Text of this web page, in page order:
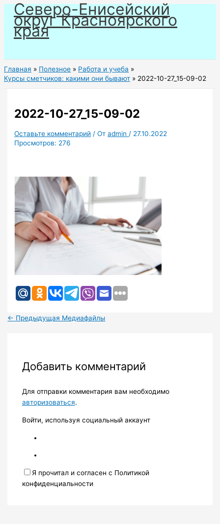
Перейти
содержимому
Северо-Енисейский
округ Красноярского
края
Главная Полезное
Работа и учеба
Курсы сметчиков: какими они бывают
2022-10-27_15-09-02
2022-10-27_15-09-02
Оставьте комментарий / Отadmin / 27.10.2022
Просмотров: 276
← Предыдущая Медиафайлы
Добавить комментарий
Для отправки комментария вам необходимо
авторизоваться.
Войти, используя социальный аккаунт
Я прочитал и согласен с Политикой
конфиденциальности